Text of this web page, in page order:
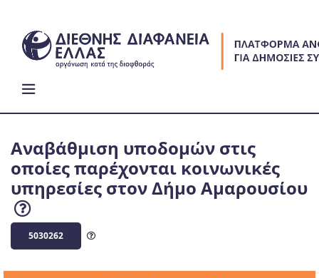
content
Αναβάθμιση υποδομών στις
οποίες παρέχονται κοινωνικές
υπηρεσίες στον Δήμο Αμαρουσίου
5030262